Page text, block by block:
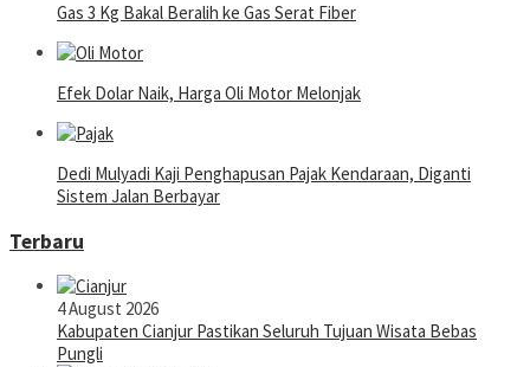
Gas 3 Kg Bakal Beralih ke Gas Serat Fiber
Efek Dolar Naik, Harga Oli Motor Melonjak
Dedi Mulyadi Kaji Penghapusan Pajak Kendaraan, Diganti
Sistem Jalan Berbayar
Terbaru
4 August 2026
Kabupaten Cianjur Pastikan Seluruh Tujuan Wisata Bebas
Pungli